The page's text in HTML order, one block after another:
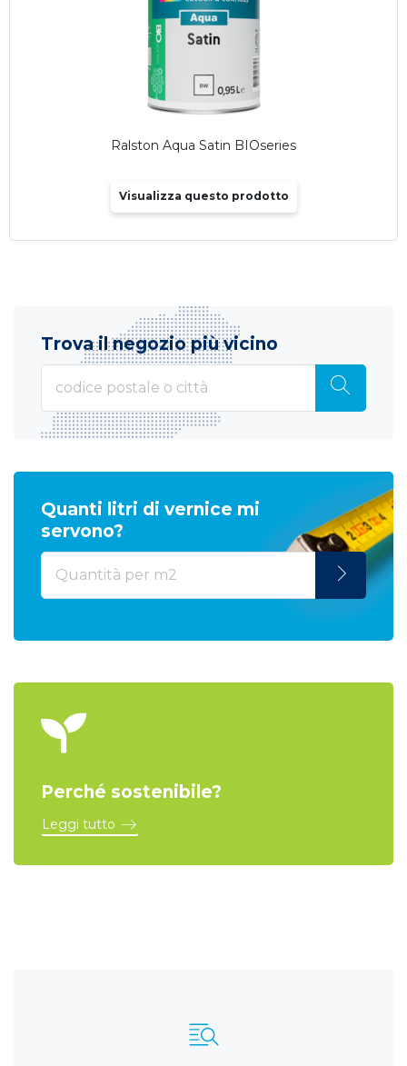
Ralston Aqua Satin BIOseries
Visualizza questo prodotto
Trova il negozio più vicino
Quanti litri di vernice mi
servono?
Perché sostenibile?
Leggi tutto